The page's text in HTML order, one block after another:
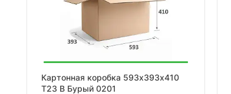
Картонная коробка 593х393х410
Т23 B Бурый 0201